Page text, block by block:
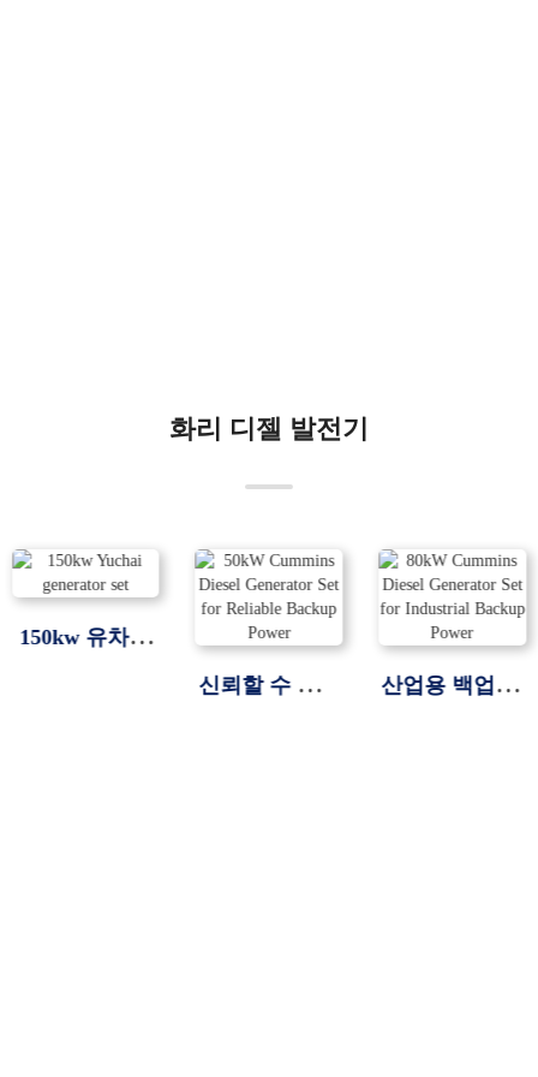
화리 디젤 발전기
150kw 유차이
신뢰할 수 있는
산업용 백업 전